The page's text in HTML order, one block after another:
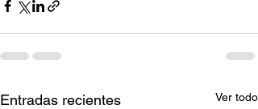
Entradas recientes Ver todo